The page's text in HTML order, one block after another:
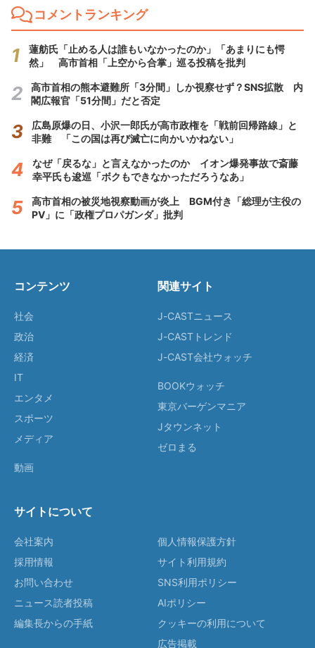
コメントランキング
蓮舫氏「止める人は誰もいなかったのか」「あまりにも愕
然」 高市首相「上空から合掌」巡る投稿を批判
高市首相の熊本避難所「3分間」しか視察せず？SNS拡散 内
閣広報官「51分間」だと否定
広島原爆の日、小沢一郎氏が高市政権を「戦前回帰路線」と
非難 「この国は再び滅亡に向かいかねない」
なぜ「戻るな」と言えなかったのか イオン爆発事故で斎藤
幸平氏も逡巡「ボクもできなかっただろうなあ」
高市首相の被災地視察動画が炎上 BGM付き「総理が主役の
PV」に「政権プロパガンダ」批判
コンテンツ
社会
政治
経済
IT
エンタメ
スポーツ
メディア
動画
関連サイト
J-CASTニュース
J-CASTトレンド
J-CAST会社ウォッチ
BOOKウォッチ
東京バーゲンマニア
Jタウンネット
ゼロまる
サイトについて
会社案内
採用情報
お問い合わせ
ニュース読者投稿
編集長からの手紙
個人情報保護方針
サイト利用規約
SNS利用ポリシー
AIポリシー
クッキーの利用について
広告掲載